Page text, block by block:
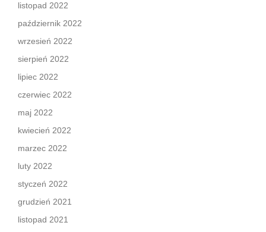
listopad 2022
październik 2022
wrzesień 2022
sierpień 2022
lipiec 2022
czerwiec 2022
maj 2022
kwiecień 2022
marzec 2022
luty 2022
styczeń 2022
grudzień 2021
listopad 2021